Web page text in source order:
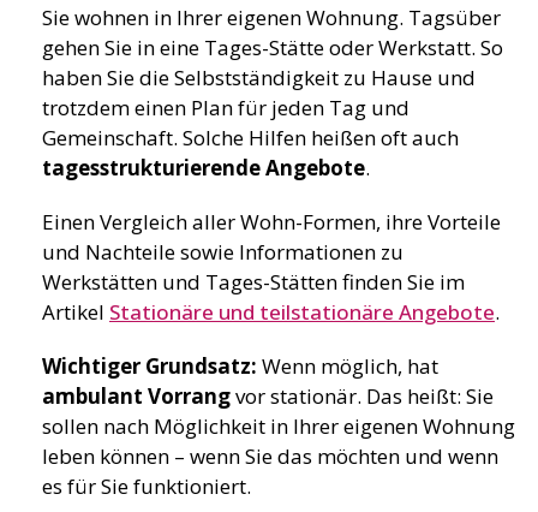
Sie wohnen in Ihrer eigenen Wohnung. Tagsüber
gehen Sie in eine Tages-Stätte oder Werkstatt. So
haben Sie die Selbstständigkeit zu Hause und
trotzdem einen Plan für jeden Tag und
Gemeinschaft. Solche Hilfen heißen oft auch
tagesstrukturierende Angebote.
Einen Vergleich aller Wohn-Formen, ihre Vorteile
und Nachteile sowie Informationen zu
Werkstätten und Tages-Stätten finden Sie im
Artikel Stationäre und teilstationäre Angebote.
Wichtiger Grundsatz: Wenn möglich, hat
ambulant Vorrangvor stationär. Das heißt: Sie
sollen nach Möglichkeit in Ihrer eigenen Wohnung
leben können – wenn Sie das möchten und wenn
es für Sie funktioniert.